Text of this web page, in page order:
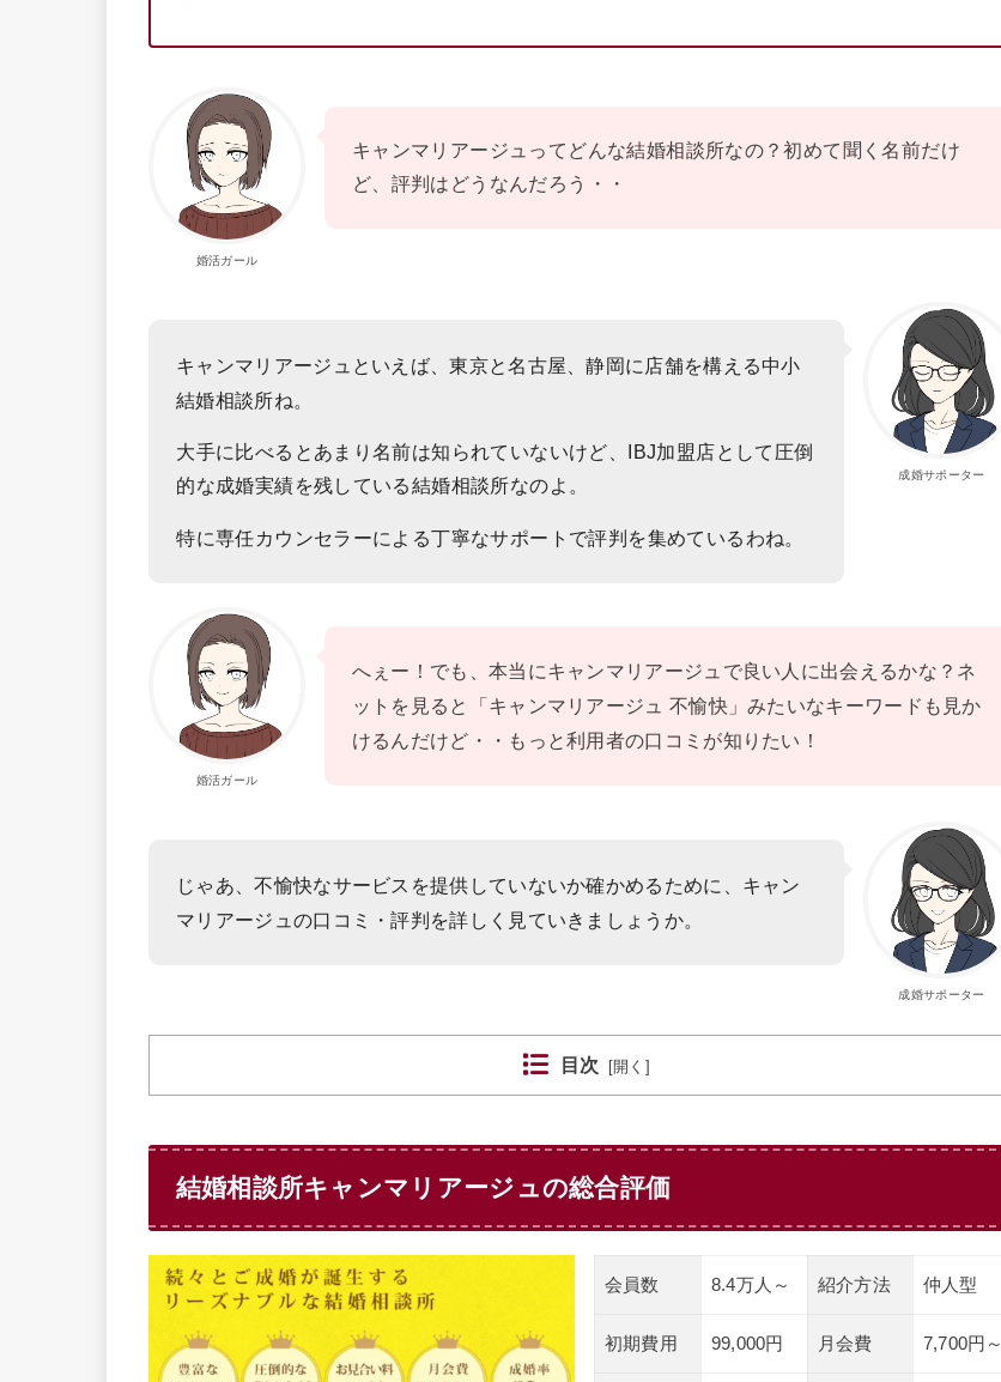
婚活ガール
キャンマリアージュってどんな結婚相談所なの？初めて聞く名前だけ
ど、評判はどうなんだろう・・
成婚サポーター
キャンマリアージュといえば、東京と名古屋、静岡に店舗を構える中小
結婚相談所ね。
大手に比べるとあまり名前は知られていないけど、IBJ加盟店として圧倒
的な成婚実績を残している結婚相談所なのよ。
特に専任カウンセラーによる丁寧なサポートで評判を集めているわね。
婚活ガール
へぇー！でも、本当にキャンマリアージュで良い人に出会えるかな？ネ
ットを見ると「キャンマリアージュ 不愉快」みたいなキーワードも見か
けるんだけど・・もっと利用者の口コミが知りたい！
成婚サポーター
じゃあ、不愉快なサービスを提供していないか確かめるために、キャン
マリアージュの口コミ・評判を詳しく見ていきましょうか。
目次 開く
結婚相談所キャンマリアージュの総合評価
会員数 8.4万人～ 紹介方法 仲人型
初期費用 99,000円 月会費 7,700円～